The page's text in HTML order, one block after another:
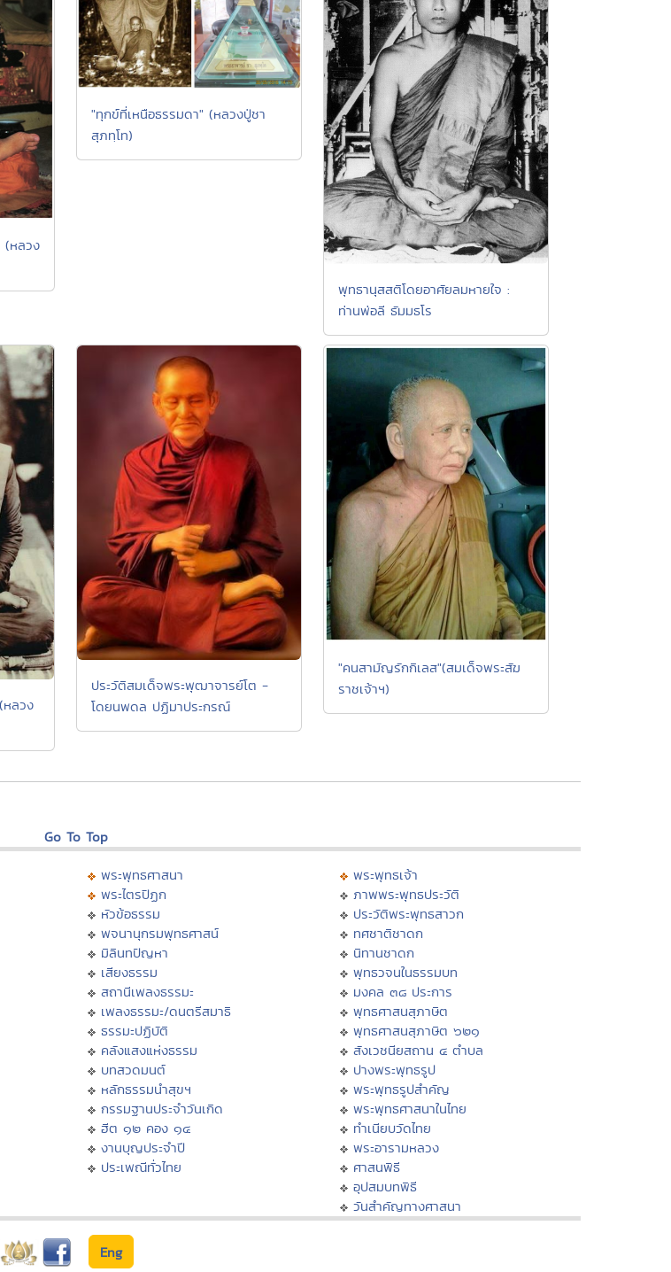
(หลวง
"ทุกข์ที่เหนือธรรมดา" (หลวงปู่ชา
สุภทฺโท)
พุทธานุสสติโดยอาศัยลมหายใจ :
ท่านพ่อลี ธัมมธโร
หลวง
ประวัติสมเด็จพระพุฒาจารย์โต -
โดยนพดล ปฏิมาประกรณ์
"คนสามัญรักกิเลส"(สมเด็จพระสัฆ
ราชเจ้าฯ)
Go To Top
พระพุทธศาสนา
พระไตรปิฏก
หัวข้อธรรม
พจนานุกรมพุทธศาสน์
มิลินทปัญหา
เสียงธรรม
สถานีเพลงธรรมะ
เพลงธรรมะ/ดนตรีสมาธิ
ธรรมะปฏิบัติ
คลังแสงแห่งธรรม
บทสวดมนต์
หลักธรรมนำสุขฯ
กรรมฐานประจำวันเกิด
ฮีต ๑๒ คอง ๑๔
งานบุญประจำปี
ประเพณีทั่วไทย
พระพุทธเจ้า
ภาพพระพุทธประวัติ
ประวัติพระพุทธสาวก
ทศชาติชาดก
นิทานชาดก
พุทธวจนในธรรมบท
มงคล ๓๘ ประการ
พุทธศาสนสุภาษิต
พุทธศาสนสุภาษิต ๖๒๑
สังเวชนียสถาน ๔ ตำบล
ปางพระพุทธรูป
พระพุทธรูปสำคัญ
พระพุทธศาสนาในไทย
ทำเนียบวัดไทย
พระอารามหลวง
ศาสนพิธี
อุปสมบทพิธี
วันสำคัญทางศาสนา
Eng